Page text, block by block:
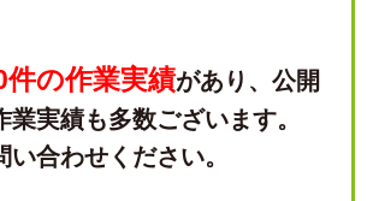
の作業実績があり、 公開
業実績も多数ございます。
合わせください。